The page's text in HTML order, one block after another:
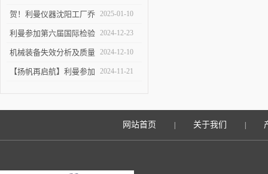
仪器沈阳工厂
贺！利曼仪器沈阳工厂乔
迁新址
2025-01-10
利曼参加第六届国际检验
检测技术与装备博览会
2024-12-23
机械装备失效分析及质量
改进技术交流会在陕举办
2024-12-10
【扬帆再启航】利曼参加
展
2024-11-21
网站首页 关于我们